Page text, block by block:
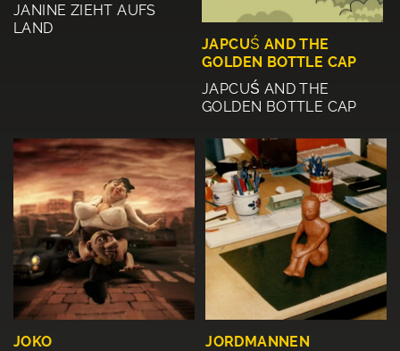
JANINE ZIEHT AUFS
LAND
JAPCUŚ AND THE
GOLDEN BOTTLE CAP
JAPCUŚ AND THE
GOLDEN BOTTLE CAP
JOKO
JORDMANNEN